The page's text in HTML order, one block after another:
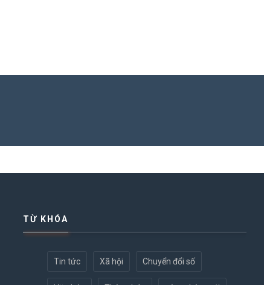
TỪ KHÓA
Tin tức Xã hội Chuyển đổi số